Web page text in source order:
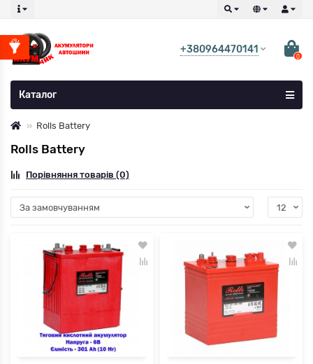
+380964470141
0
Каталог
Rolls Battery
Rolls Battery
Порівняння товарів (0)